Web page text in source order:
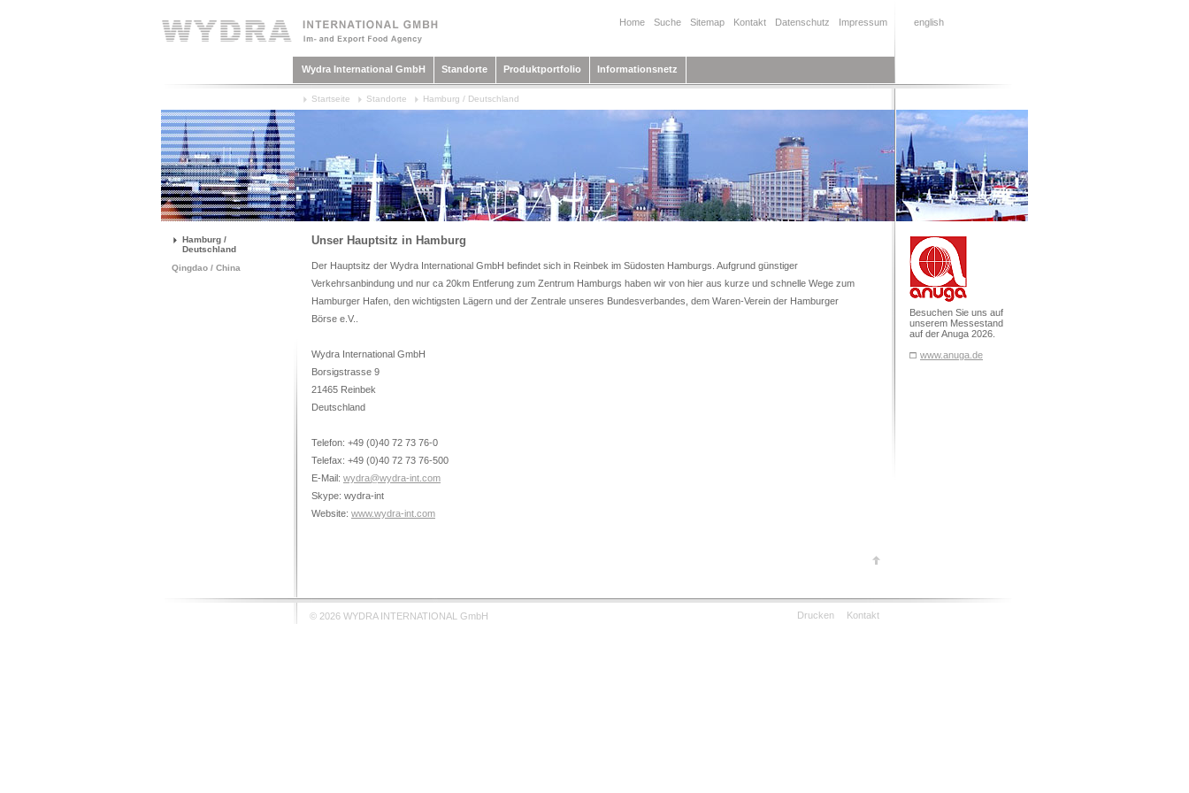
Home Suche Sitemap Kontakt Datenschutz Impressum english
Wydra International GmbH Standorte Produktportfolio Informationsnetz
Startseite Standorte Hamburg / Deutschland
Hamburg /
Deutschland
Qingdao / China
Unser Hauptsitz in Hamburg
Der Hauptsitz der Wydra International GmbH befindet sich in Reinbek im Südosten Hamburgs. Aufgrund günstiger
Verkehrsanbindung und nur ca 20km Entferung zum Zentrum Hamburgs haben wir von hier aus kurze und schnelle Wege zum
Hamburger Hafen, den wichtigsten Lägern und der Zentrale unseres Bundesverbandes, dem Waren-Verein der Hamburger
Börse e.V..
Wydra International GmbH
Borsigstrasse 9
21465 Reinbek
Deutschland
Telefon: +49 (0)40 72 73 76-0
Telefax: +49 (0)40 72 73 76-500
E-Mail: wydra@wydra-int.com
Skype: wydra-int
Website: www.wydra-int.com
Besuchen Sie uns auf
unserem Messestand
auf der Anuga 2026.
www.anuga.de
© 2026 WYDRA INTERNATIONAL GmbH Drucken Kontakt